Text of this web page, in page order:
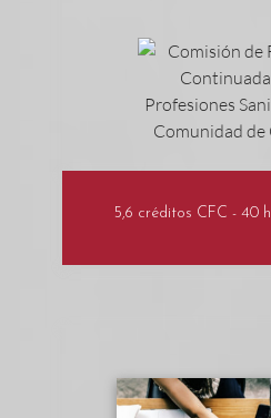
5,6 créditos CFC - 40 h